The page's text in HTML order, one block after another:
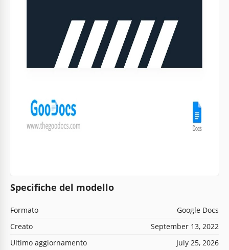
Specifiche del modello
Formato
Google Docs
Creato
September 13, 2022
Ultimo aggiornamento
July 25, 2026